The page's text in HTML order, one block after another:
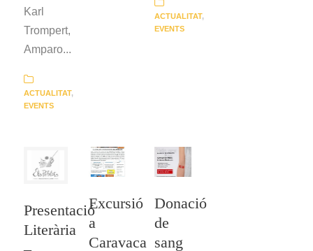
Karl
Trompert,
Amparo...
ACTUALITAT,
EVENTS
ACTUALITAT,
EVENTS
Presentació
Literària
Excursió
a
Caravaca
Donació
de
sang